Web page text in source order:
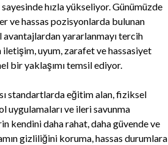
hızla yükseliyor. Günümüzde
ve hassas pozisyonlarda bulunan
avantajlardan yararlanmayı tercih
iletişim, uyum, zarafet ve hassasiyet
bir yaklaşımı temsil ediyor.
standartlarda eğitim alan, fiziksel
ve ileri savunma
kendini daha rahat, daha güvende ve
gizliliğini koruma, hassas durumlara